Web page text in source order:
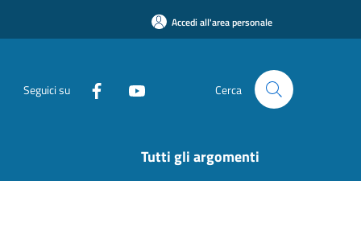
Accedi all'area personale
Seguici su Cerca
Tutti gli argomenti